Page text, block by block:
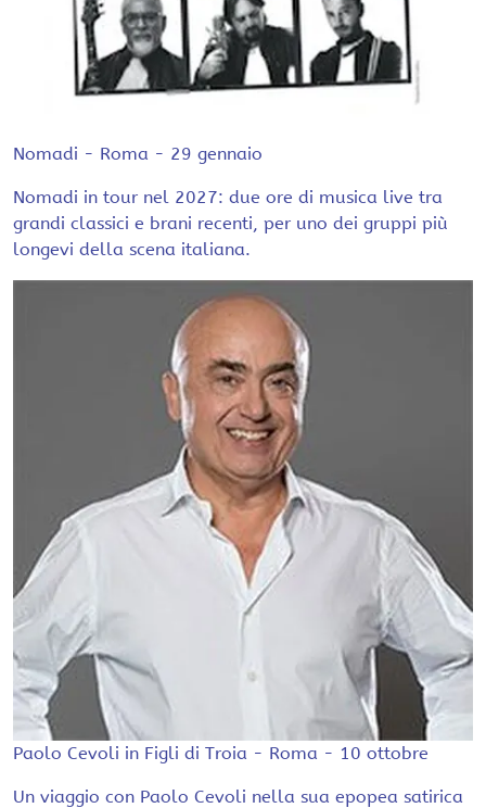
Nomadi - Roma - 29 gennaio
Nomadi in tour nel 2027: due ore di musica live tra
grandi classici e brani recenti, per uno dei gruppi più
longevi della scena italiana.
Paolo Cevoli in Figli di Troia - Roma - 10 ottobre
Un viaggio con Paolo Cevoli nella sua epopea satirica